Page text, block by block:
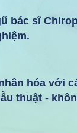
bác sĩ
hóa với
thuật -